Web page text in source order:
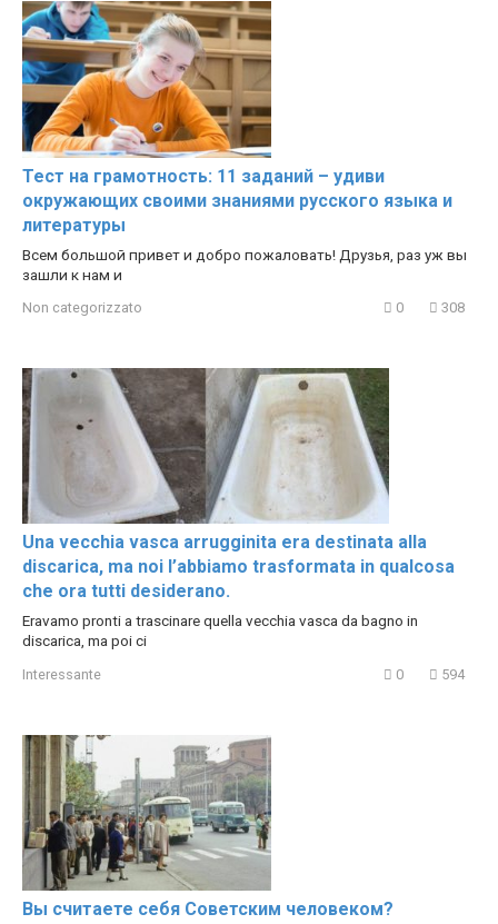
Тест на грамотность: 11 заданий – удиви
окружающих своими знаниями русского языка и
литературы
Всем большой привет и добро пожаловать! Друзья, раз уж вы
зашли к нам и
Non categorizzato 0 308
Una vecchia vasca arrugginita era destinata alla
discarica, ma noi l’abbiamo trasformata in qualcosa
che ora tutti desiderano.
Eravamo pronti a trascinare quella vecchia vasca da bagno in
discarica, ma poi ci
Interessante 0 594
Вы считаете себя Советским человеком?